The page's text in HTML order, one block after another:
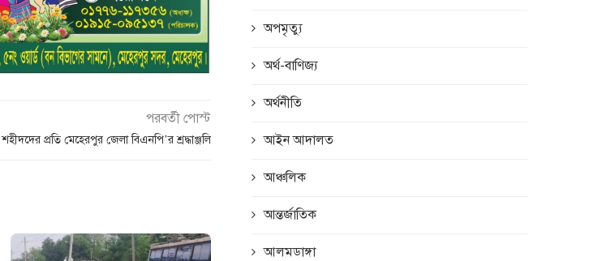
পরবর্তী পোস্ট
শহীদদের প্রতি মেহেরপুর জেলা বিএনপি’র শ্রদ্ধাঞ্জলি
অপমৃত্যু
অর্থ-বাণিজ্য
অর্থনীতি
আইন আদালত
আঞ্চলিক
আন্তর্জাতিক
আলমডাঙ্গা